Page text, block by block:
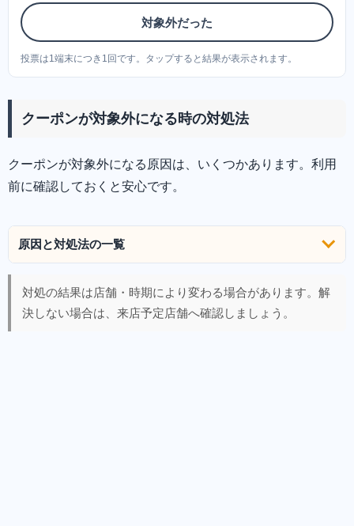
対象外だった
投票は1端末につき1回です。タップすると結果が表示されます。
クーポンが対象外になる時の対処法
クーポンが対象外になる原因は、いくつかあります。利用
前に確認しておくと安心です。
原因と対処法の一覧
対処の結果は店舗・時期により変わる場合があります。解
決しない場合は、来店予定店舗へ確認しましょう。